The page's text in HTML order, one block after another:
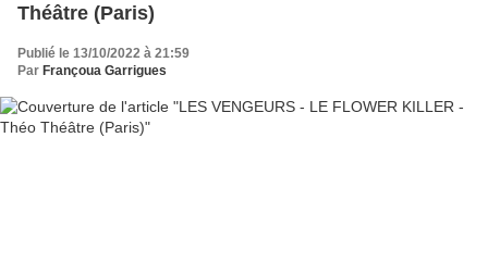
Théâtre (Paris)
Publié le 13/10/2022 à 21:59
Par Françoua Garrigues